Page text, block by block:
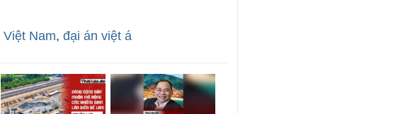
Việt Nam, đại án việt á